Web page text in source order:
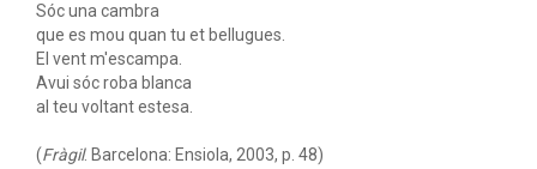
Sóc una cambra
que es mou quan tu et bellugues.
El vent m'escampa.
Avui sóc roba blanca
al teu voltant estesa.
(Fràgil. Barcelona: Ensiola, 2003, p. 48)